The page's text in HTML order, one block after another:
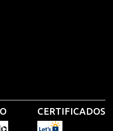
CERTIFICADOS